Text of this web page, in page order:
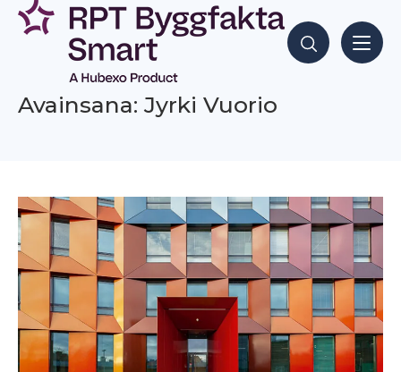
Siirry
sisältöön
Hae sisältöjä
Avainsana: Jyrki Vuorio